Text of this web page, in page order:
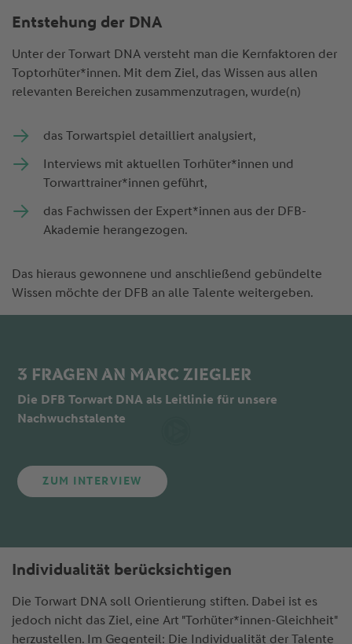
Entstehung der DNA
Unter der Torwart DNA versteht man die Kernfaktoren der
Toptorhüter*innen. Mit dem Ziel, das Wissen aus allen
relevanten Bereichen zusammenzutragen, wurde(n)
das Torwartspiel detailliert analysiert,
Interviews mit aktuellen Torhüter*innen und
Torwarttrainer*innen geführt,
das Fachwissen der Expert*innen aus der DFB-
Akademie herangezogen.
Das hieraus gewonnene und anschließend gebündelte
Wissen möchte der DFB an alle Talente weitergeben.
3 FRAGEN AN MARC ZIEGLER
Die DFB Torwart DNA als Leitlinie für unsere
Nachwuchstalente
ZUM INTERVIEW
Individualität berücksichtigen
Die Torwart DNA soll Orientierung stiften. Dabei ist es
jedoch nicht das Ziel, eine Art "Torhüter*innen-Gleichheit"
herzustellen. Im Gegenteil: Die Individualität der Talente